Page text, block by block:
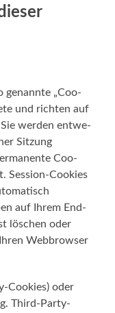
genann­te „Coo­
und rich­ten auf
Sie wer­den ent­we­
Sit­zung
Coo­
Session-Cookies
auf Ihrem End­
löschen oder
Web­brow­ser
Cookies) oder
Third-Party-